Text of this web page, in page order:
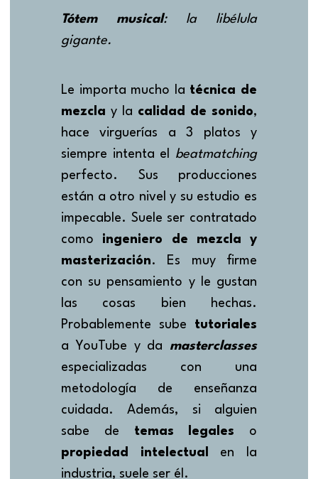
Tótem musical: la libélula
gigante.
Le importa mucho la técnica de
mezcla y la calidad de sonido,
hace virguerías a 3 platos y
siempre intenta el
beatmatching
perfecto. Sus producciones
están a otro nivel y su estudio es
impecable. Suele ser contratado
como ingeniero de mezcla y
masterización. Es muy firme
con su pensamiento y le gustan
las cosas bien hechas.
Probablemente sube
a YouTube y da
masterclasses
especializadas con una
metodología de enseñanza
cuidada. Además, si alguien
sabe de temas legales
propiedad intelectual
en la
industria, suele ser él.